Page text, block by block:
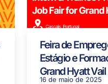
Feira de
Estágio e
Grand Hyatt Vail
16 de maio de 2025